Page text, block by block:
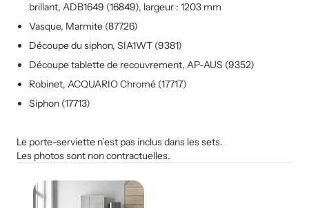
brillant, ADB1649 (16849), largeur : 1203 mm
Vasque, Marmite (87726)
Découpe du siphon, SIA1WT (9381)
Découpe tablette de recouvrement, AP-AUS (9352)
Robinet, ACQUARIO Chromé (17717)
Siphon (17713)
Le porte-serviette n’est pas inclus dans les sets.
Les photos sont non contractuelles.